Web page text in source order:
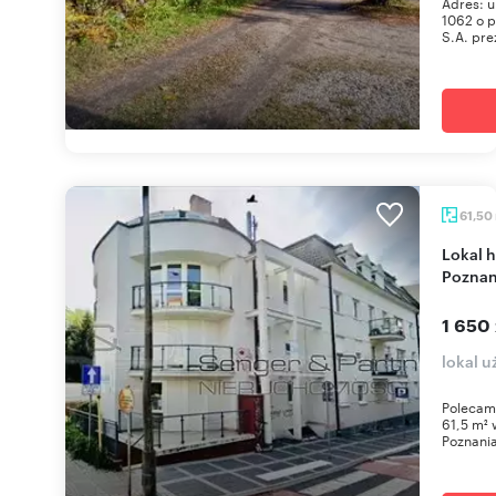
1062 o
S.A.
61,50
Lokal handlowo-usługowy 61,5 m² w centrum
1 650
lokal
61,5 m²